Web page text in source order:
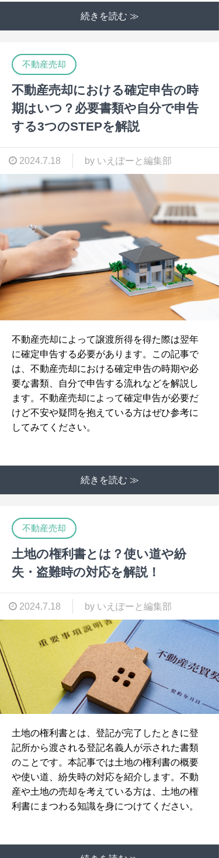
続きを読む ≫
不動産売却
不動産売却における確定申告の時
期はいつ？必要書類や自分で申告
する3つのSTEPを解説
2024.7.18 by いえぽーと編集部
不動産売却によって譲渡所得を得た際は翌年
に確定申告する必要があります。この記事で
は、不動産売却における確定申告の時期や必
要な書類、自分で申告する流れなどを解説し
ます。不動産売却によって確定申告が必要だ
けど不安や疑問を抱えている方はぜひ参考に
してみてください。
続きを読む ≫
不動産売却
土地の権利書とは？使い道や紛
失・盗難時の対応を解説！
2024.7.18 by いえぽーと編集部
土地の権利書とは、登記が完了したときに登
記所から渡される登記名義人が示された書類
のことです。本記事では土地の権利書の概要
や使い道、紛失時の対応を紹介します。不動
産や土地の売却を考えている方は、土地の権
利書にまつわる知識を身につけてください。